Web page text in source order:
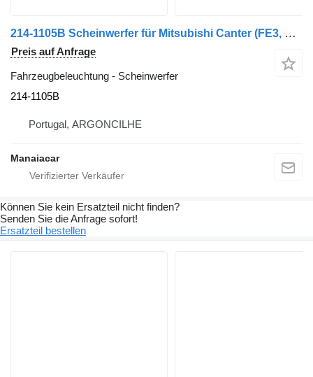
214-1105B Scheinwerfer für Mitsubishi Canter (FE3, FE4) 5.Generation | 85 LKW
Preis auf Anfrage
Fahrzeugbeleuchtung - Scheinwerfer
214-1105B
Portugal, ARGONCILHE
Manaiacar
Können Sie kein Ersatzteil nicht finden?
Senden Sie die Anfrage sofort!
Ersatzteil bestellen